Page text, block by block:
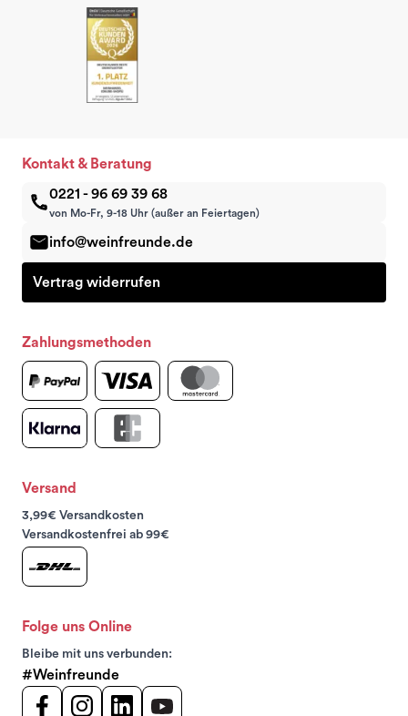
Kontakt & Beratung
0221 - 96 69 39 68
von Mo-Fr, 9-18 Uhr (außer an Feiertagen)
info@weinfreunde.de
Vertrag widerrufen
Zahlungsmethoden
Versand
3,99€ Versandkosten
Versandkostenfrei ab 99€
Folge uns Online
Bleibe mit uns verbunden:
#Weinfreunde